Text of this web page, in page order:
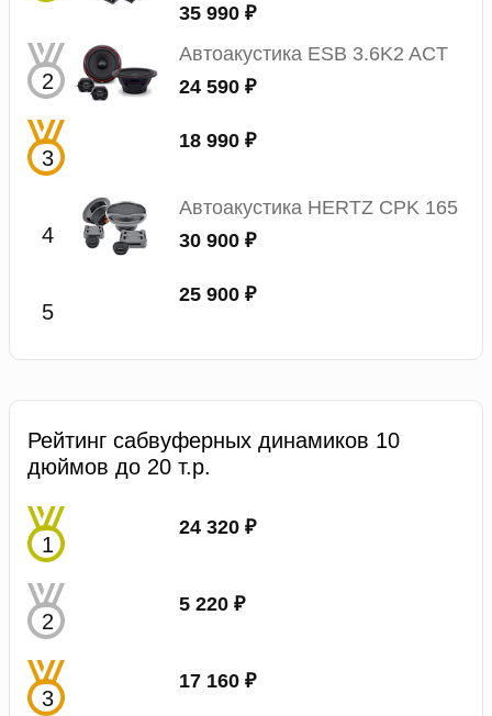
35 990 ₽
Автоакустика ESB 3.6K2 ACT
24 590 ₽
18 990 ₽
Автоакустика HERTZ CPK 165
30 900 ₽
25 900 ₽
Рейтинг сабвуферных динамиков 10
дюймов до 20 т.р.
24 320 ₽
5 220 ₽
17 160 ₽